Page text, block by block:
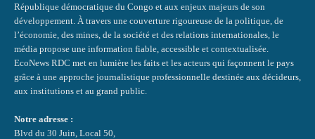
République démocratique du Congo et aux enjeux majeurs de son
développement. À travers une couverture rigoureuse de la politique, de
l’économie, des mines, de la société et des relations internationales, le
média propose une information fiable, accessible et contextualisée.
EcoNews RDC met en lumière les faits et les acteurs qui façonnent le pays
grâce à une approche journalistique professionnelle destinée aux décideurs,
aux institutions et au grand public.
Notre adresse :
Blvd du 30 Juin, Local 50,